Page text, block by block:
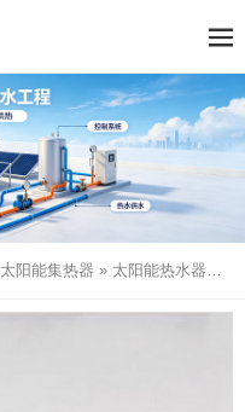
太阳能集热器 » 太阳能热水器真空管